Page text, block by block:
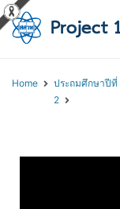
Home
ประถมศึกษาปีที่
2